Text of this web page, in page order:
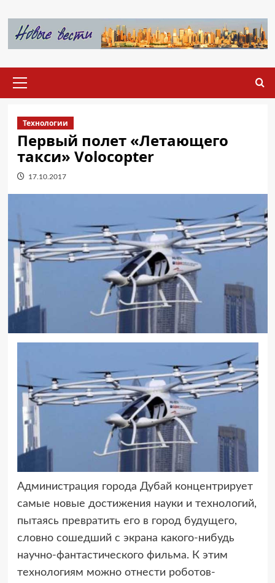
содержимому
меню
Технологии
Первый полет «Летающего
такси» Volocopter
17.10.2017
Администрация города Дубай концентрирует
самые новые достижения науки и технологий,
пытаясь превратить его в город будущего,
словно сошедший с экрана какого-нибудь
научно-фантастического фильма. К этим
технологиям можно отнести роботов-